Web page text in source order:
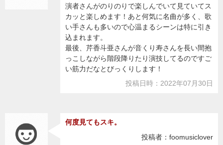
演者さんがのりのりで楽しんでいて見ていてス
カッと楽しめます！あと何気に名曲が多く、歌
い手さんも多いので心温まるシーンは特に引き
込まれます。
最後、芹香斗亜さんが音くり寿さんを長い間抱
っこしながら階段降りたり演技してるのですご
い筋力だなとびっくりします！
投稿日時：2022年07月30日
何度見てもスキ。
投稿者：foomusiclover